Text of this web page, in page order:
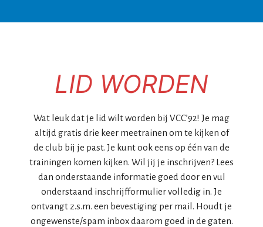
LID WORDEN
Wat leuk dat je lid wilt worden bij VCC’92! Je mag
altijd gratis drie keer meetrainen om te kijken of
de club bij je past. Je kunt ook eens op één van de
trainingen komen kijken. Wil jij je inschrijven? Lees
dan onderstaande informatie goed door en vul
onderstaand inschrijfformulier volledig in. Je
ontvangt z.s.m. een bevestiging per mail. Houdt je
ongewenste/spam inbox daarom goed in de gaten.